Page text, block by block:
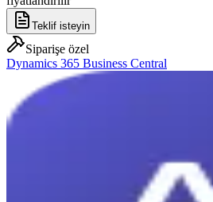
Teklif isteyin
Siparişe özel
Dynamics 365 Business Central